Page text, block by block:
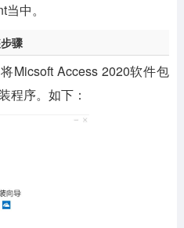
中。
骤
Micsoft Access 2020软件包
程序。如下：